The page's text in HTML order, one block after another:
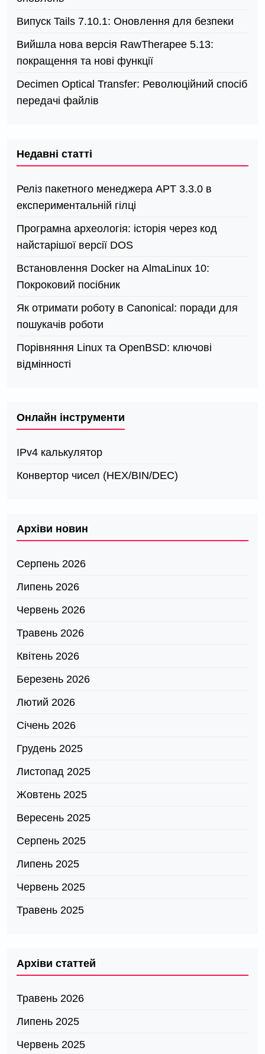
Випуск Tails 7.10.1: Оновлення для безпеки
Вийшла нова версія RawTherapee 5.13:
покращення та нові функції
Decimen Optical Transfer: Революційний спосіб
передачі файлів
Недавні статті
Реліз пакетного менеджера APT 3.3.0 в
експериментальній гілці
Програмна археологія: історія через код
найстарішої версії DOS
Встановлення Docker на AlmaLinux 10:
Покроковий посібник
Як отримати роботу в Canonical: поради для
пошукачів роботи
Порівняння Linux та OpenBSD: ключові
відмінності
Онлайн інструменти
IPv4 калькулятор
Конвертор чисел (HEX/BIN/DEC)
Архіви новин
Серпень 2026
Липень 2026
Червень 2026
Травень 2026
Квітень 2026
Березень 2026
Лютий 2026
Січень 2026
Грудень 2025
Листопад 2025
Жовтень 2025
Вересень 2025
Серпень 2025
Липень 2025
Червень 2025
Травень 2025
Архіви статтей
Травень 2026
Липень 2025
Червень 2025